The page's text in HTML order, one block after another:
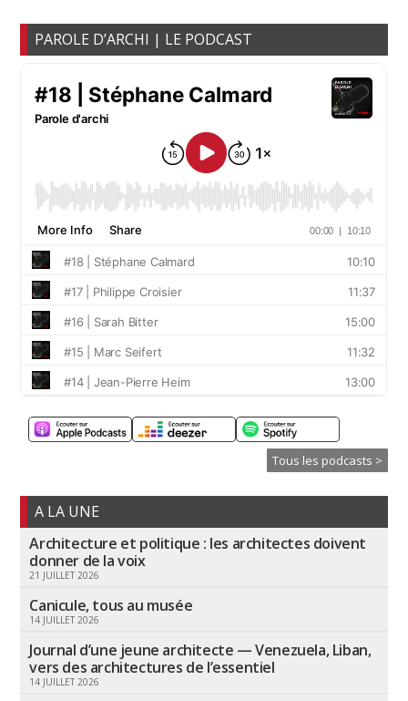
PAROLE D’ARCHI | LE PODCAST
Tous les podcasts >
A LA UNE
Architecture et politique : les architectes doivent
donner de la voix
21 JUILLET 2026
Canicule, tous au musée
14 JUILLET 2026
Journal d’une jeune architecte — Venezuela, Liban,
vers des architectures de l’essentiel
14 JUILLET 2026